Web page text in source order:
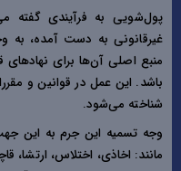
پول‌شویی به فرآیندی
غیرقانونی به دست آمده، به
منبع اصلی آن‌ها برای
باشد. این عمل در قوانین و
شناخته می‌شود.
وجه تسمیه این جرم به این
مانند: اخاذی، اختلاس، ارتشا،